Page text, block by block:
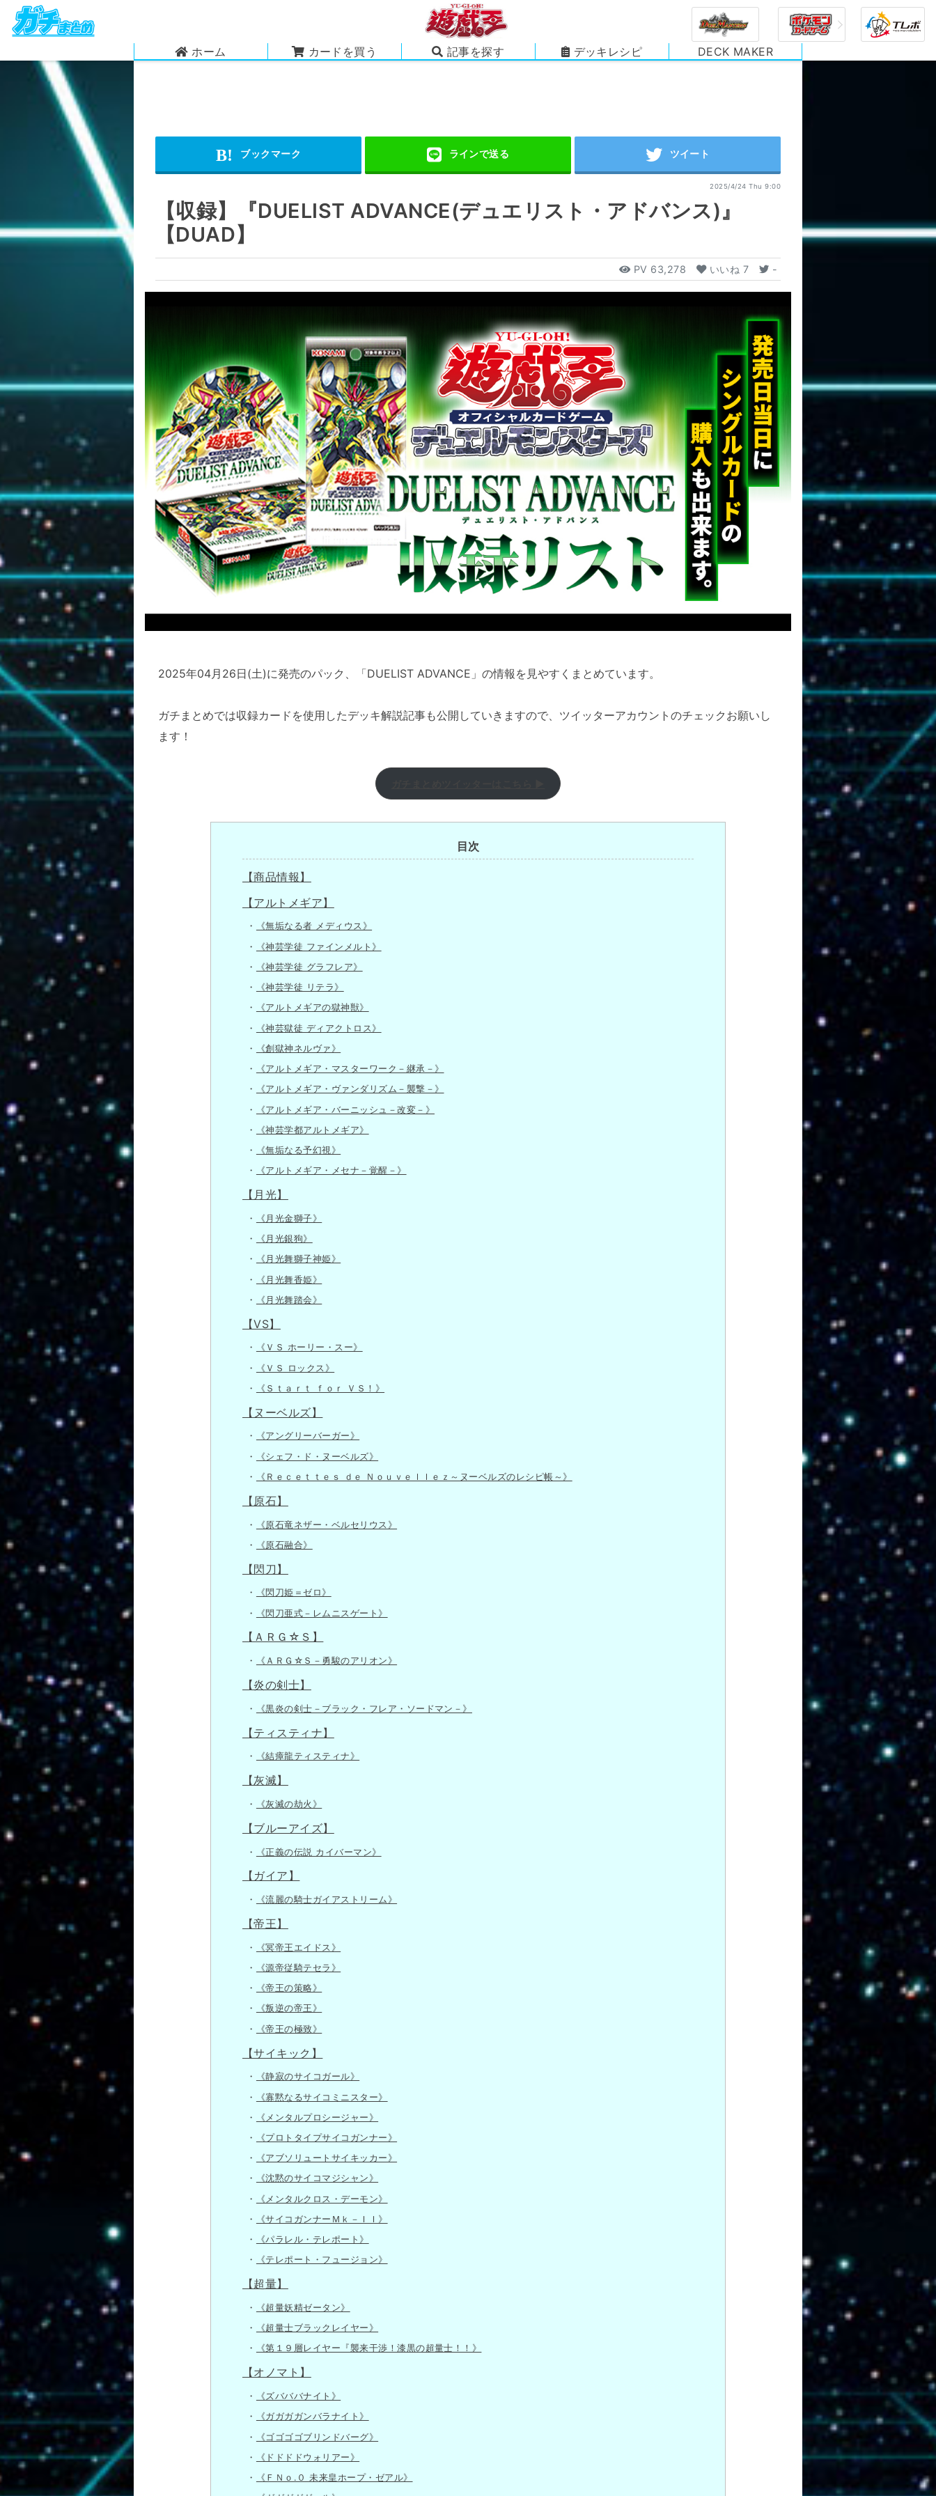
ホーム カードを買う 記事を探す デッキレシピ DECK MAKER
2025/4/24 Thu 9:00
【収録】『DUELIST ADVANCE(デュエリスト・アドバンス)』
【DUAD】
PV 63,278 いいね 7 -
2025年04月26日(土)に発売のパック、「DUELIST ADVANCE」の情報を見やすくまとめています。
ガチまとめでは収録カードを使用したデッキ解説記事も公開していきますので、ツイッターアカウントのチェックお願いし
ます！
目次
【商品情報】
【アルトメギア】
《無垢なる者 メディウス》
《神芸学徒 ファインメルト》
《神芸学徒 グラフレア》
《神芸学徒 リテラ》
《アルトメギアの獄神獣》
《神芸獄徒 ディアクトロス》
《創獄神ネルヴァ》
《アルトメギア・マスターワーク－継承－》
《アルトメギア・ヴァンダリズム－襲撃－》
《アルトメギア・バーニッシュ－改変－》
《神芸学都アルトメギア》
《無垢なる予幻視》
《アルトメギア・メセナ－覚醒－》
【月光】
《月光金獅子》
《月光銀狗》
《月光舞獅子神姫》
《月光舞香姫》
《月光舞踏会》
【VS】
《ＶＳ ホーリー・スー》
《ＶＳ ロックス》
《Ｓｔａｒｔ ｆｏｒ ＶＳ！》
【ヌーベルズ】
《アングリーバーガー》
《シェフ・ド・ヌーベルズ》
《Ｒｅｃｅｔｔｅｓ ｄｅ Ｎｏｕｖｅｌｌｅｚ～ヌーベルズのレシピ帳～》
【原石】
《原石竜ネザー・ベルセリウス》
《原石融合》
【閃刀】
《閃刀姫＝ゼロ》
《閃刀亜式－レムニスゲート》
【ＡＲＧ☆Ｓ】
《ＡＲＧ☆Ｓ－勇駿のアリオン》
【炎の剣士】
《黒炎の剣士－ブラック・フレア・ソードマン－》
【ティスティナ】
《結瘴龍ティスティナ》
【灰滅】
《灰滅の劫火》
【ブルーアイズ】
《正義の伝説 カイバーマン》
【ガイア】
《流麗の騎士ガイアストリーム》
【帝王】
《冥帝王エイドス》
《源帝従騎テセラ》
《帝王の策略》
《叛逆の帝王》
《帝王の極致》
【サイキック】
《静寂のサイコガール》
《寡黙なるサイコミニスター》
《メンタルプロシージャー》
《プロトタイプサイコガンナー》
《アブソリュートサイキッカー》
《沈黙のサイコマジシャン》
《メンタルクロス・デーモン》
《サイコガンナーＭｋ－ＩＩ》
《パラレル・テレポート》
《テレポート・フュージョン》
【超量】
《超量妖精ゼータン》
《超量士ブラックレイヤー》
《第１９層レイヤー『襲来干渉！漆黒の超量士！！》
【オノマト】
《ズバババナイト》
《ガガガガンバラナイト》
《ゴゴゴゴブリンドバーグ》
《ドドドドウォリアー》
《ＦＮｏ.０ 未来皇ホープ・ゼアル》